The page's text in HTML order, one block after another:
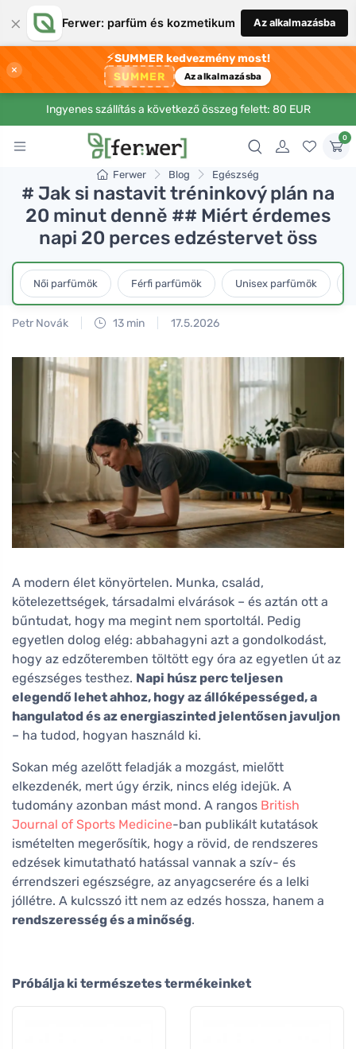
× Ferwer: parfüm és kozmetikum Az alkalmazásba
×
⚡SUMMER kedvezmény most!
SUMMER Az alkalmazásba
Ingyenes szállítás a következő összeg felett: 80 EUR
0
Ferwer Blog Egészség
# Jak si nastavit tréninkový plán na
20 minut denně ## Miért érdemes
napi 20 perces edzéstervet öss
Női parfümök Férfi parfümök Unisex parfümök
Petr Novák 13 min 17.5.2026
A modern élet könyörtelen. Munka, család,
kötelezettségek, társadalmi elvárások – és aztán ott a
bűntudat, hogy ma megint nem sportoltál. Pedig
egyetlen dolog elég: abbahagyni azt a gondolkodást,
hogy az edzőteremben töltött egy óra az egyetlen út az
egészséges testhez. Napi húsz perc teljesen
elegendő lehet ahhoz, hogy az állóképességed, a
hangulatod és az energiaszinted jelentősen javuljon
– ha tudod, hogyan használd ki.
Sokan még azelőtt feladják a mozgást, mielőtt
elkezdenék, mert úgy érzik, nincs elég idejük. A
tudomány azonban mást mond. A rangos British
Journal of Sports Medicine-ban publikált kutatások
ismételten megerősítik, hogy a rövid, de rendszeres
edzések kimutatható hatással vannak a szív- és
érrendszeri egészségre, az anyagcserére és a lelki
jóllétre. A kulcsszó itt nem az edzés hossza, hanem a
rendszeresség és a minőség.
Próbálja ki természetes termékeinket